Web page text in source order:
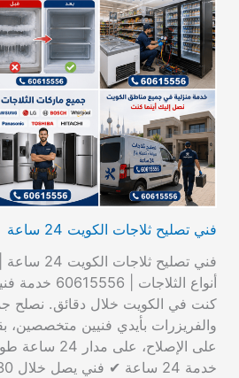
فني تصليح ثلاجات الكويت 24 ساعة
فني تصليح
أنواع الثلاجات
كنت في الكويت خلال دقائق. نصلح
والفريزرات بأيدي فنيين متخصصين،
على الإصلاح،
خدمة 24 ساعة ✔ فني يصل خلال 30 دقيقة…